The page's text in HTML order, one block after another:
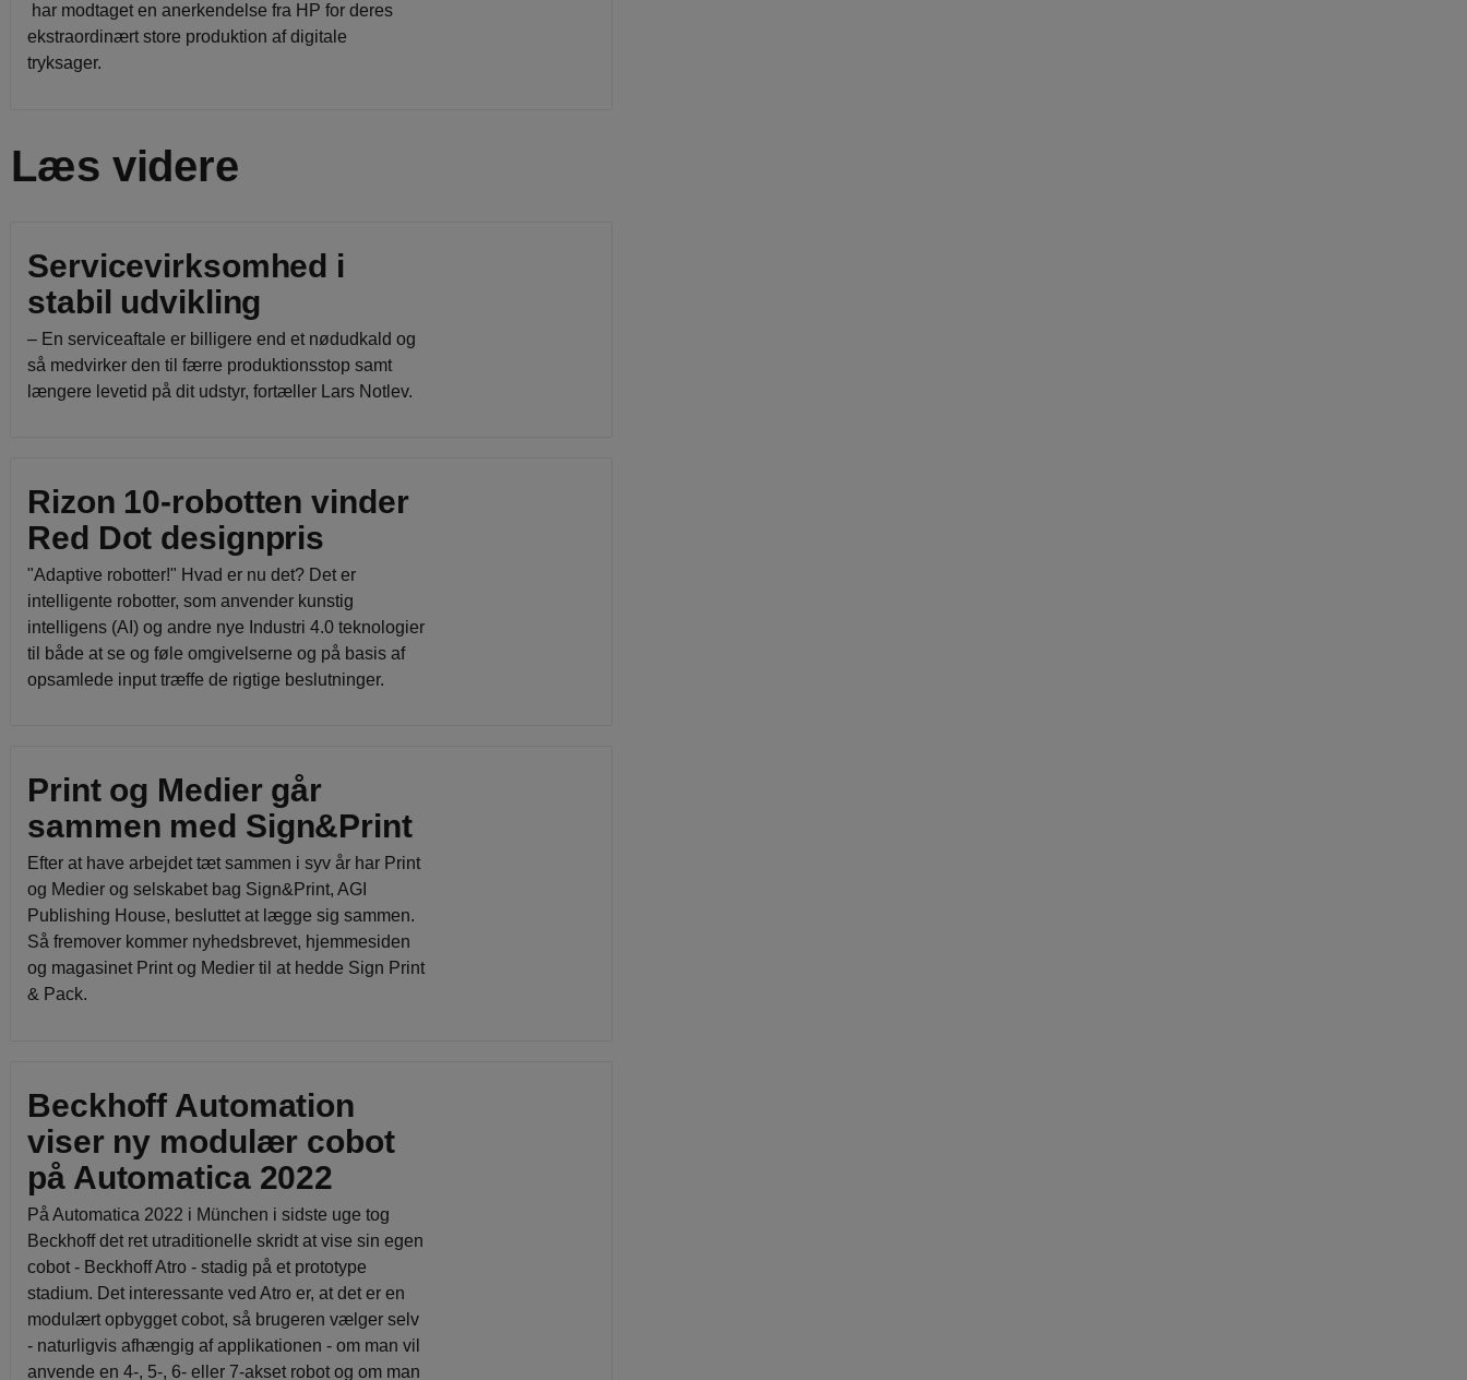
har modtaget en anerkendelse fra HP for deres
ekstraordinært store produktion af digitale
tryksager.
Læs videre
Servicevirksomhed i
stabil udvikling
– En serviceaftale er billigere end et nødudkald og
så medvirker den til færre produktionsstop samt
længere levetid på dit udstyr, fortæller Lars Notlev.
Rizon 10-robotten vinder
Red Dot designpris
"Adaptive robotter!" Hvad er nu det? Det er
intelligente robotter, som anvender kunstig
intelligens (AI) og andre nye Industri 4.0 teknologier
til både at se og føle omgivelserne og på basis af
opsamlede input træffe de rigtige beslutninger.
Print og Medier går
sammen med Sign&Print
Efter at have arbejdet tæt sammen i syv år har Print
og Medier og selskabet bag Sign&Print, AGI
Publishing House, besluttet at lægge sig sammen.
Så fremover kommer nyhedsbrevet, hjemmesiden
og magasinet Print og Medier til at hedde Sign Print
& Pack.
Beckhoff Automation
viser ny modulær cobot
på Automatica 2022
På Automatica 2022 i München i sidste uge tog
Beckhoff det ret utraditionelle skridt at vise sin egen
cobot - Beckhoff Atro - stadig på et prototype
stadium. Det interessante ved Atro er, at det er en
modulært opbygget cobot, så brugeren vælger selv
- naturligvis afhængig af applikationen - om man vil
anvende en 4-, 5-, 6- eller 7-akset robot og om man